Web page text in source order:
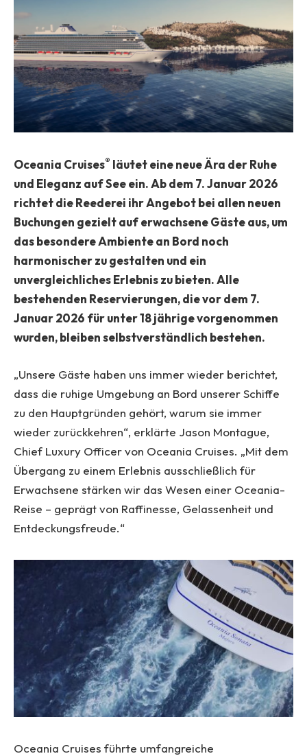
Oceania Cruises® läutet eine neue Ära der Ruhe
und Eleganz auf See ein. Ab dem 7. Januar 2026
richtet die Reederei ihr Angebot bei allen neuen
Buchungen gezielt auf erwachsene Gäste aus, um
das besondere Ambiente an Bord noch
harmonischer zu gestalten und ein
unvergleichliches Erlebnis zu bieten. Alle
bestehenden Reservierungen, die vor dem 7.
Januar 2026 für unter 18 jährige vorgenommen
wurden, bleiben selbstverständlich bestehen.
„Unsere Gäste haben uns immer wieder berichtet,
dass die ruhige Umgebung an Bord unserer Schiffe
zu den Hauptgründen gehört, warum sie immer
wieder zurückkehren“, erklärte Jason Montague,
Chief Luxury Officer von Oceania Cruises. „Mit dem
Übergang zu einem Erlebnis ausschließlich für
Erwachsene stärken wir das Wesen einer Oceania-
Reise – geprägt von Raffinesse, Gelassenheit und
Entdeckungsfreude.“
Oceania Cruises führte umfangreiche